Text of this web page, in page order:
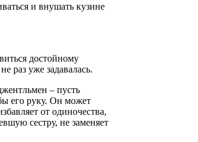
и внушать кузине
достойному
раз уже задавалась.
– пусть
его руку. Он может
от одиночества,
сестру, не заменяет